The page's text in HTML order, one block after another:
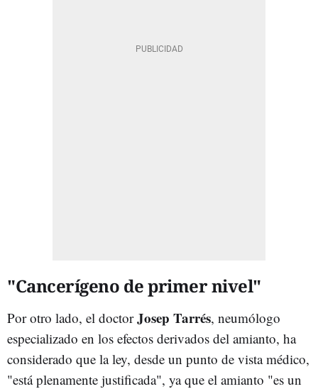
"Cancerígeno de primer nivel"
Por otro lado, el doctorJosep Tarrés, neumólogo
especializado en los efectos derivados del amianto, ha
considerado que la ley, desde un punto de vista médico,
"está plenamente justificada", ya que el amianto "es un